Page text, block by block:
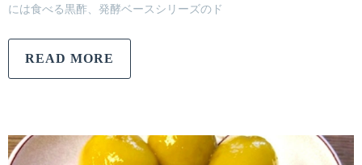
には食べる黒酢、発酵ベースシリーズのド
READ MORE